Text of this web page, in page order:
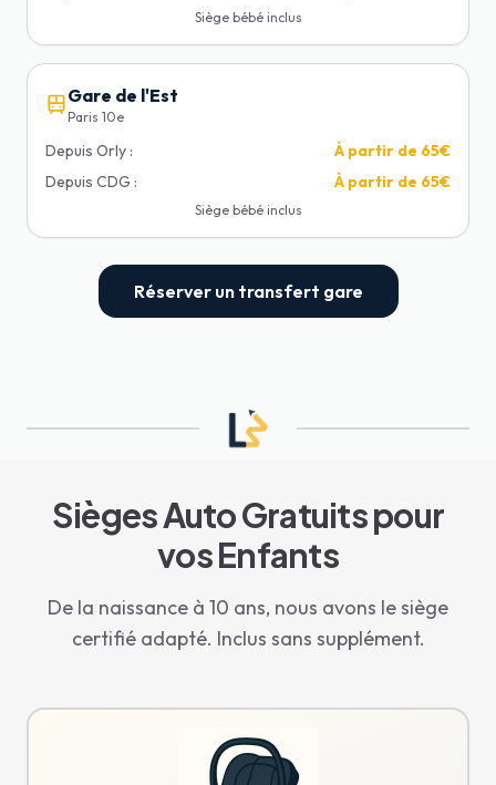
Siège bébé inclus
Gare de l'Est
Paris 10e
Depuis Orly : À partir de 65€
Depuis CDG :
À partir de 65€
Siège bébé inclus
Réserver un transfert gare
Sièges Auto Gratuits pour
vos Enfants
De la naissance à 10 ans, nous avons le siège
certifié adapté. Inclus sans supplément.